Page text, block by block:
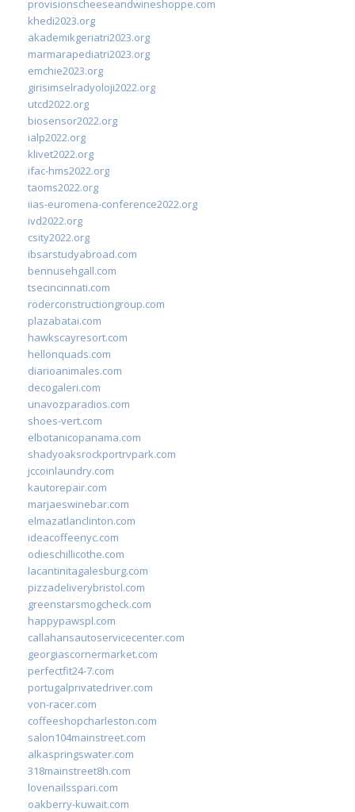
provisionscheeseandwineshoppe.com
khedi2023.org
akademikgeriatri2023.org
marmarapediatri2023.org
emchie2023.org
girisimselradyoloji2022.org
utcd2022.org
biosensor2022.org
ialp2022.org
klivet2022.org
ifac-hms2022.org
taoms2022.org
iias-euromena-conference2022.org
ivd2022.org
csity2022.org
ibsarstudyabroad.com
bennusehgall.com
tsecincinnati.com
roderconstructiongroup.com
plazabatai.com
hawkscayresort.com
hellonquads.com
diarioanimales.com
decogaleri.com
unavozparadios.com
shoes-vert.com
elbotanicopanama.com
shadyoaksrockportrvpark.com
jccoinlaundry.com
kautorepair.com
marjaeswinebar.com
elmazatlanclinton.com
ideacoffeenyc.com
odieschillicothe.com
lacantinitagalesburg.com
pizzadeliverybristol.com
greenstarsmogcheck.com
happypawspl.com
callahansautoservicecenter.com
georgiascornermarket.com
perfectfit24-7.com
portugalprivatedriver.com
von-racer.com
coffeeshopcharleston.com
salon104mainstreet.com
alkaspringswater.com
318mainstreet8h.com
lovenailsspari.com
oakberry-kuwait.com